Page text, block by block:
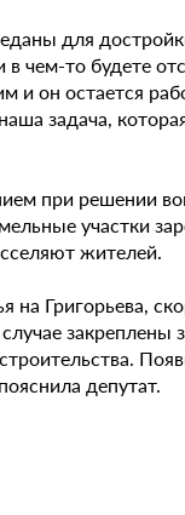
для
то будете
он остается
задача,
при решении
участки
жителей.
Григорьева,
закреплены
депутат.